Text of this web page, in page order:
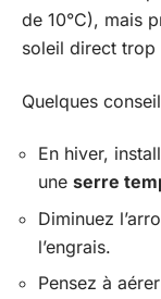
de 10°C), mais
soleil direct trop
Quelques
En hiver,
une serre
Diminuez
l’engrais.
Pensez à